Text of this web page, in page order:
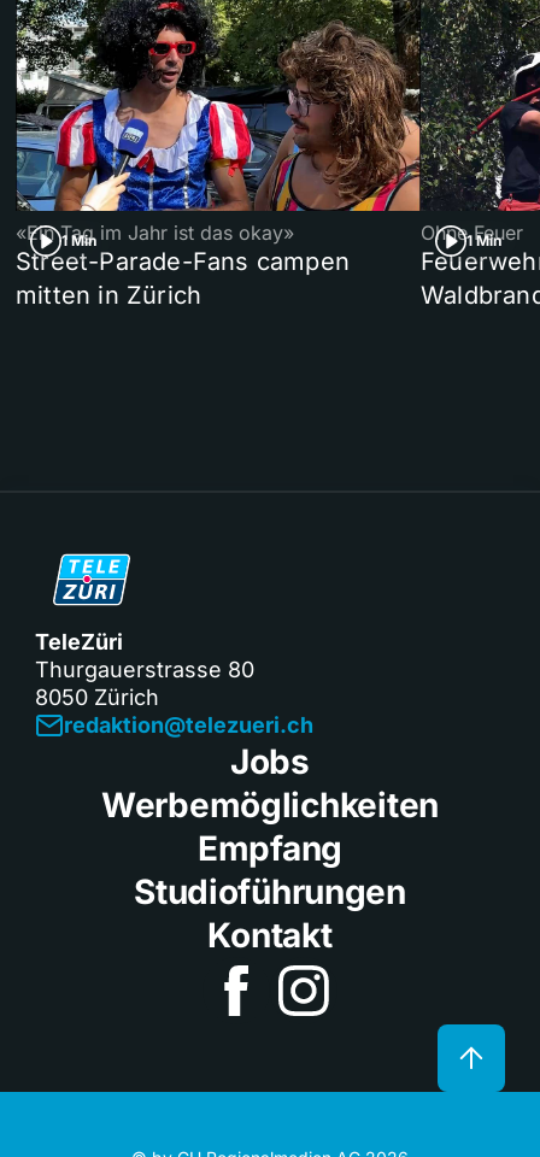
1 Min
«Ein Tag im Jahr ist das okay»
Street-Parade-Fans campen
mitten in Zürich
1 Min
Ohne Feuer
TeleZüri
Thurgauerstrasse 80
8050 Zürich
redaktion@telezueri.ch
Jobs
Werbemöglichkeiten
Empfang
Studioführungen
Kontakt